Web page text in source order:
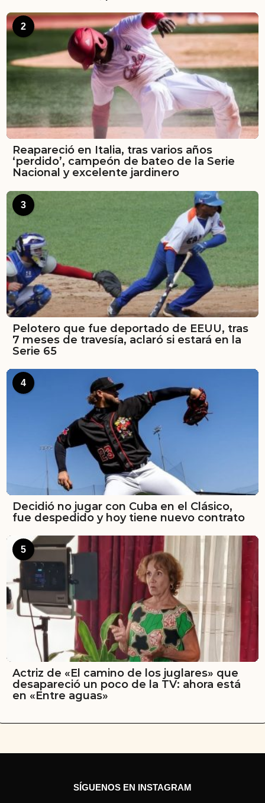
2
Reapareció en Italia, tras varios años
‘perdido’, campeón de bateo de la Serie
Nacional y excelente jardinero
3
Pelotero que fue deportado de EEUU, tras
7 meses de travesía, aclaró si estará en la
Serie 65
4
Decidió no jugar con Cuba en el Clásico,
fue despedido y hoy tiene nuevo contrato
5
Actriz de «El camino de los juglares» que
desapareció un poco de la TV: ahora está
en «Entre aguas»
SÍGUENOS EN INSTAGRAM